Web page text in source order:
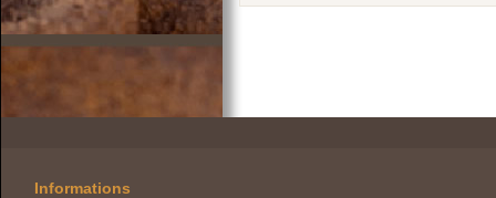
Informations